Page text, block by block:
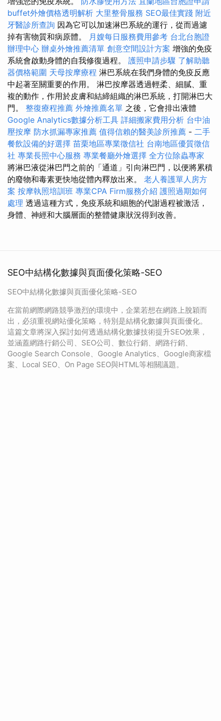
buffet外燴價格透明解析 大里整骨服務 SEO最佳實踐 附近
牙醫診所查詢 因為它可以加速淋巴系統的運行，從而過濾
掉有害物質和病原體。 月嫂每日服務費用參考 台北台胞證
辦理中心 辦桌外燴推薦清單 創意空間設計方案 增強的免疫
系統會啟動身體的自我修復過程。 護照申請步驟 了解助聽
器價格範圍 天母按摩療程 淋巴系統在我們身體的免疫反應
中起著至關重要的作用。 淋巴按摩器透過輕柔、細膩、重
複的動作，作用於皮膚和結締組織的淋巴系統，打開淋巴大
門。 整復療程推薦 外燴推薦名單 之後，它會排出液體
Google Analytics數據分析工具 詳細搬家費用分析 台中油
壓按摩 防水抓漏專家推薦 值得信賴的醫美診所推薦 - 二手
餐飲設備的好選擇 苗栗地區專業徵信社 台南地區優質徵信
社 專業長照中心服務 專業餐廳外燴選擇 全方位除蟲專家
將淋巴液從淋巴門之前的「通道」引向淋巴門，以便將累積
的廢物和毒素更快地從體內釋放出來。 老人養護單人房方
案 按摩執照培訓班 專業CPA Firm服務介紹 護照過期如何
處理 透過這種方式，免疫系統和細胞的代謝過程被激活，
身體、神經和大腦層面的整體健康狀況得到改善。
SEO中結構化數據與頁面優化策略-SEO
SEO中結構化數據與頁面優化策略-SEO
在當前網際網路競爭激烈的環境中，企業若想在網路上脫穎而
出，必須重視網站優化策略，特別是結構化數據與頁面優化。
這篇文章將深入探討如何透過結構化數據技術提升SEO效果，
並涵蓋網路行銷公司、SEO公司、數位行銷、網路行銷、
Google Search Console、Google Analytics、Google商家檔
案、Local SEO、On Page SEO與HTML等相關議題。